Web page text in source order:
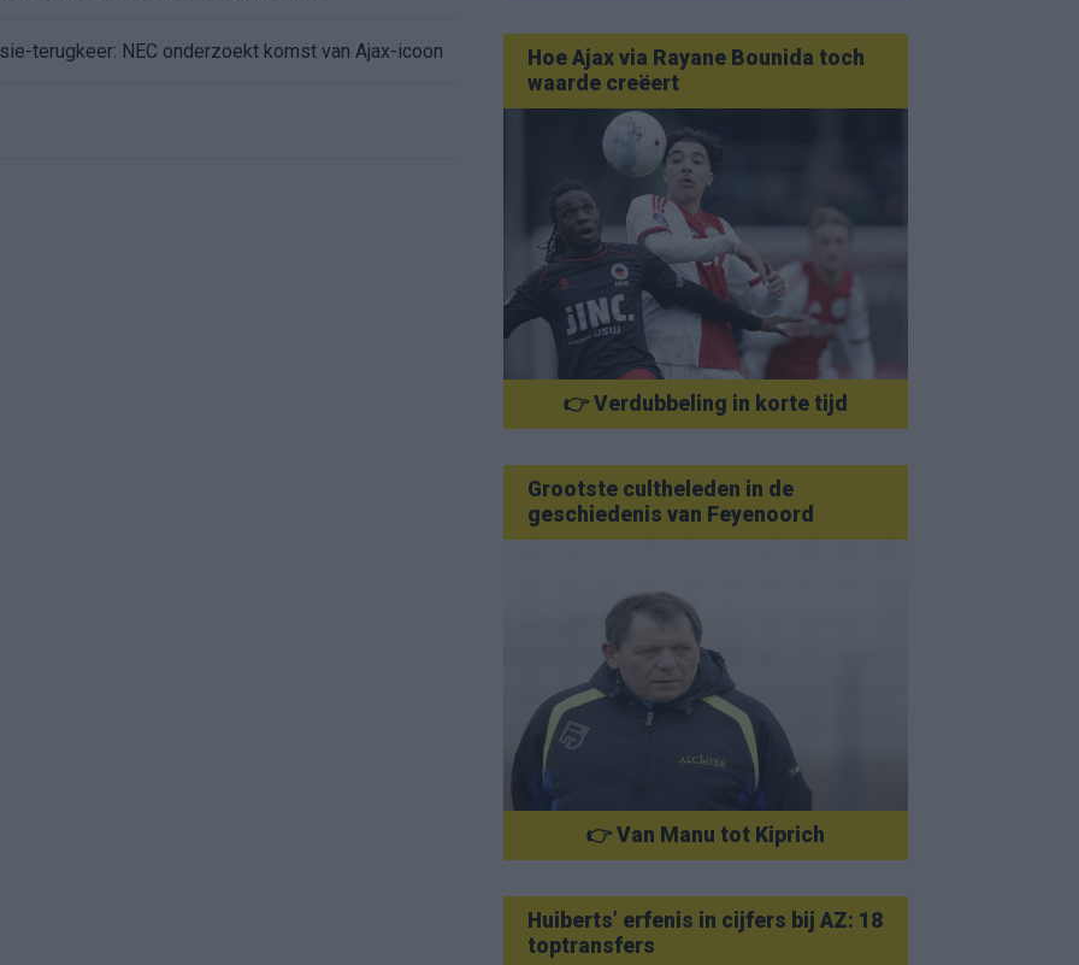
terugkeer: NEC onderzoekt komst van Ajax-icoon
Hoe Ajax via Rayane Bounida toch
waarde creëert
👉 Verdubbeling in korte tijd
Grootste cultheleden in de
geschiedenis van Feyenoord
👉 Van Manu tot Kiprich
Huiberts’ erfenis in cijfers bij AZ: 18
toptransfers